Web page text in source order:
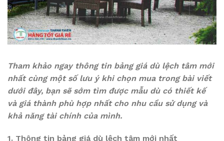
Tham khảo ngay thông tin bảng giá dù lệch tâm mới
nhất cùng một số lưu ý khi chọn mua trong bài viết
dưới đây, bạn sẽ sớm tìm được mẫu dù có thiết kế
và giá thành phù hợp nhất cho nhu cầu sử dụng và
khả năng tài chính của mình.
1. Thông tin bảng giá dù lệch tâm mới nhất